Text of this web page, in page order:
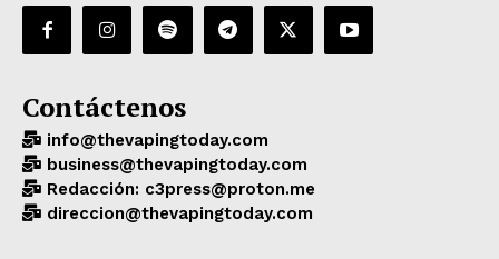
Contáctenos
info@thevapingtoday.com
business@thevapingtoday.com
Redacción: c3press@proton.me
direccion@thevapingtoday.com